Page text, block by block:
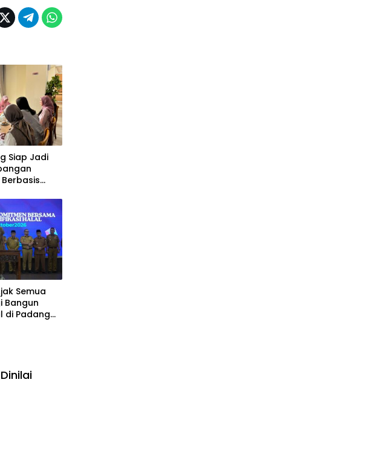
Siap Jadi
Semua
Bangun
di Padang